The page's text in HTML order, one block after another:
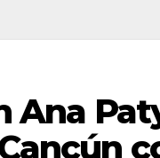
Ana